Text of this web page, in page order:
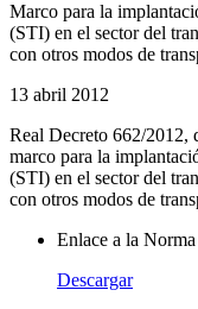
Marco para la
(STI) en el sector del
con otros modos de
13 abril 2012
Real Decreto 662/2012,
marco para la
(STI) en el sector del
con otros modos de
Enlace a la Norma
Descargar